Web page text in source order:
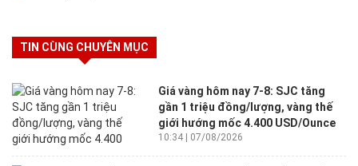
TIN CÙNG CHUYÊN MỤC
Giá vàng hôm nay 7-8: SJC tăng
gần 1 triệu đồng/lượng, vàng thế
giới hướng mốc 4.400 USD/Ounce
10:34 | 07/08/2026